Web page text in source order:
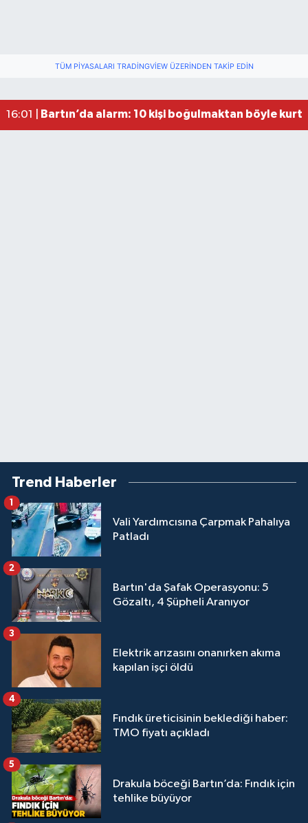
TÜM PIYASALARI TRADINGVIEW ÜZERINDEN TAKIP EDIN
16:01 |
Bartın’da alarm: 10 kişi boğulmaktan böyle
Trend Haberler
Vali Yardımcısına Çarpmak Pahalıya
Patladı
1
Bartın'da Şafak Operasyonu: 5
Gözaltı, 4 Şüpheli Aranıyor
2
Elektrik arızasını onanırken akıma
kapılan işçi öldü
3
Fındık üreticisinin beklediği haber:
TMO fiyatı açıkladı
4
Drakula böceği Bartın’da: Fındık için
tehlike büyüyor
5